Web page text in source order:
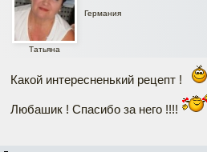
Татьяна
Германия
Какой интересненький рецепт !
Любашик ! Спасибо за него !!!!